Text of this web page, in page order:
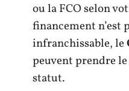
ou la FCO selon
financement n’est
infranchissable, le
peuvent prendre
statut.